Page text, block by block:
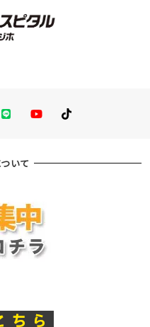
LINE You TubeTikTok
いて